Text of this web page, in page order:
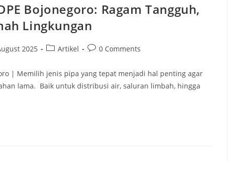
Bojonegoro: Ragam Tangguh,
Lingkungan
2025 Artikel 0 Comments
| Memilih jenis pipa yang tepat menjadi hal penting agar
lama. Baik untuk distribusi air, saluran limbah, hingga